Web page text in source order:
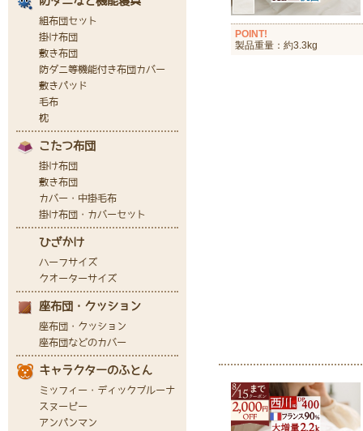
POINT!
製品重量：約3.3kg